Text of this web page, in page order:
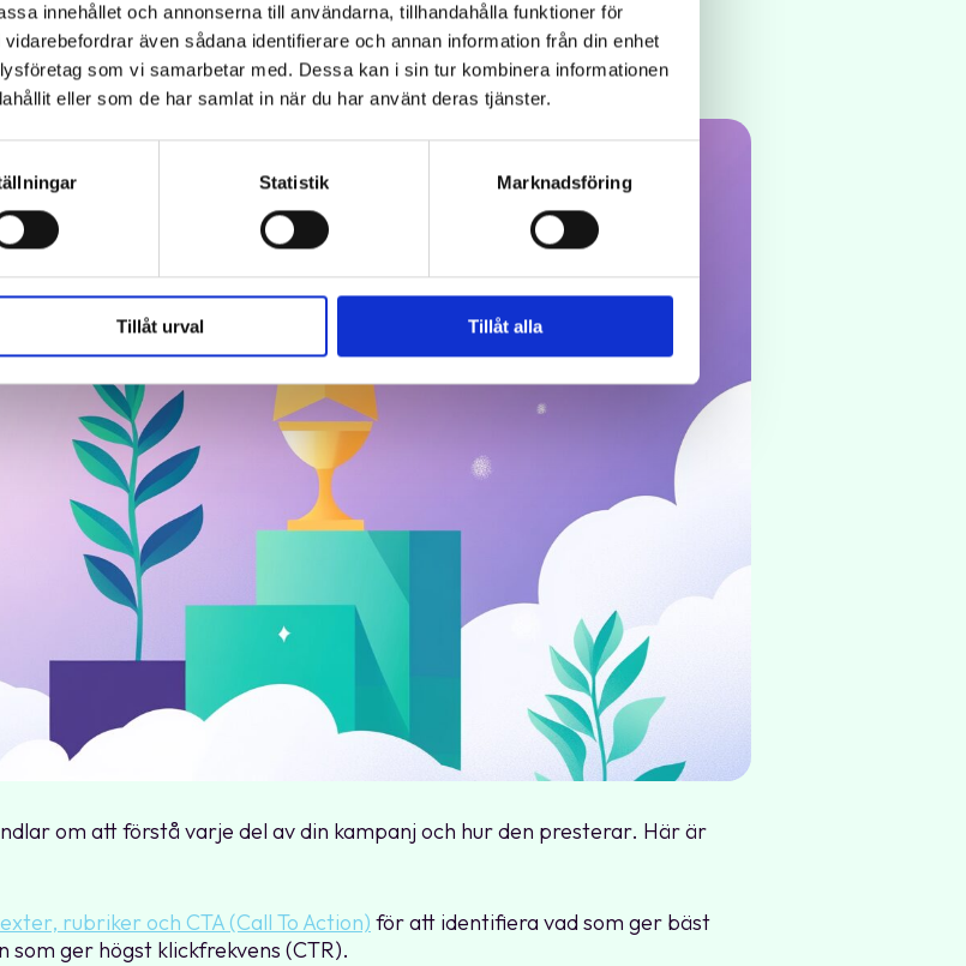
innehållet och annonserna till användarna, tillhandahålla funktioner för
även sådana identifierare och annan information från din enhet
som vi samarbetar med. Dessa kan i sin tur kombinera informationen
eller som de har samlat in när du har använt deras tjänster.
Statistik Marknadsföring
Tillåt urval Tillåt alla
dina sökannonser
om att förstå varje del av din kampanj och hur den presterar. Här är
rubriker och CTA (Call To Action) för att identifiera vad som ger bäst
ger högst klickfrekvens (CTR).